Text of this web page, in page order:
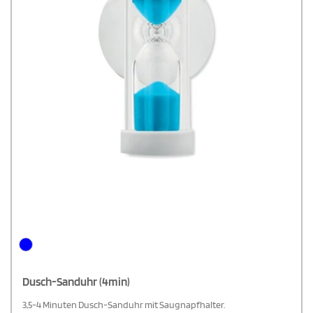
Dusch-Sanduhr (4min)
3,5-4 Minuten Dusch-Sanduhr mit Saugnapfhalter.